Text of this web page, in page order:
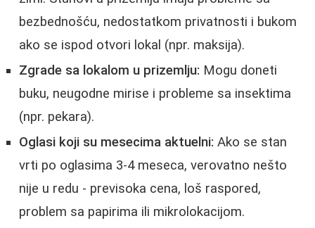
bezbednošću, nedostatkom privatnosti i bukom
ako se ispod otvori lokal (npr. maksija).
Zgrade sa lokalom u prizemlju: Mogu doneti
buku, neugodne mirise i probleme sa insektima
(npr. pekara).
Oglasi koji su mesecima aktuelni: Ako se stan
vrti po oglasima 3-4 meseca, verovatno nešto
nije u redu - previsoka cena, loš raspored,
problem sa papirima ili mikrolokacijom.